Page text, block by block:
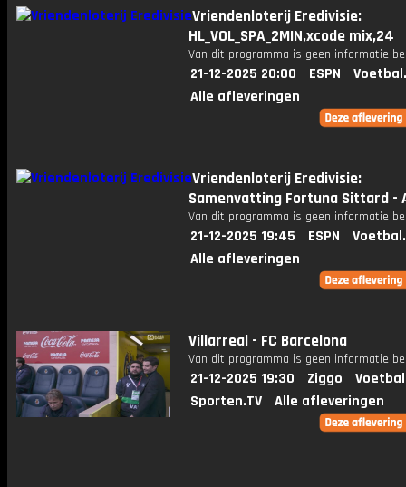
Vriendenloterij Eredivisie:
HL_VOL_SPA_2MIN,xcode mix,24
Van dit programma is geen informatie
21-12-2025 20:00 ESPN
Alle afleveringen
Vriendenloterij Eredivisie:
Samenvatting Fortuna Sittard -
Van dit programma is geen informatie
21-12-2025 19:45 ESPN
Alle afleveringen
Villarreal - FC Barcelona
Van dit programma is geen informatie
21-12-2025 19:30 Ziggo
Sporten.TV
Alle afleveringen